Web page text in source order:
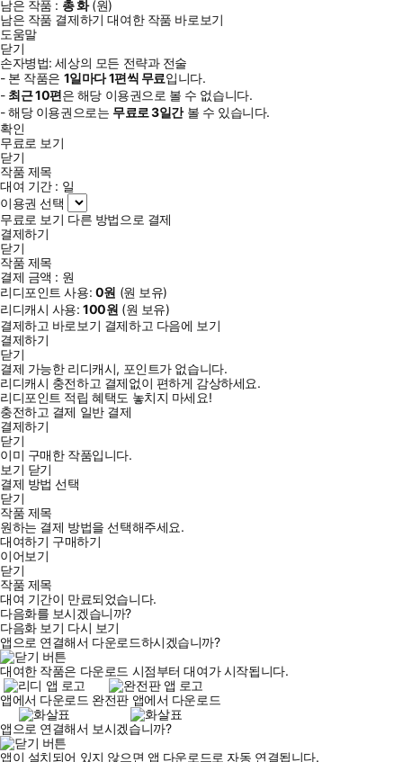
남은 작품 : 총화(원)
남은 작품 결제하기 대여한 작품 바로보기
도움말
닫기
손자병법: 세상의 모든 전략과 전술
- 본 작품은 1일마다1편씩 무료입니다.
- 최근10편은 해당 이용권으로 볼 수 없습니다.
- 해당 이용권으로는 무료로3일간볼 수 있습니다.
확인
무료로 보기
닫기
작품 제목
대여 기간 : 일
이용권 선택
무료로 보기 다른 방법으로 결제
결제하기
닫기
작품 제목
결제 금액 : 원
리디포인트 사용: 0원 (원 보유)
리디캐시 사용:100원 (원 보유)
결제하고 바로보기 결제하고 다음에 보기
결제하기
닫기
결제 가능한 리디캐시, 포인트가 없습니다.
리디캐시 충전하고 결제없이 편하게 감상하세요.
리디포인트 적립 혜택도 놓치지 마세요!
충전하고 결제 일반 결제
결제하기
닫기
이미 구매한 작품입니다.
보기 닫기
결제 방법 선택
닫기
작품 제목
원하는 결제 방법을 선택해주세요.
대여하기 구매하기
이어보기
닫기
작품 제목
대여 기간이 만료되었습니다.
다음화를 보시겠습니까?
다음화 보기 다시 보기
앱으로 연결해서 다운로드하시겠습니까?
대여한 작품은 다운로드 시점부터 대여가 시작됩니다.
앱에서 다운로드 완전판 앱에서 다운로드
앱으로 연결해서 보시겠습니까?
앱이 설치되어 있지 않으면 앱 다운로드로 자동 연결됩니다.